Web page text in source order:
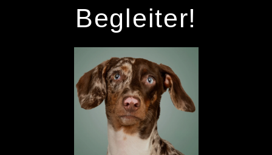
Begleiter!